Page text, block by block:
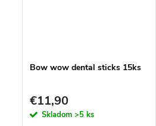
Bow wow dental sticks 15ks
€11,90
Skladom >5 ks